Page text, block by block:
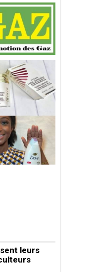
leurs